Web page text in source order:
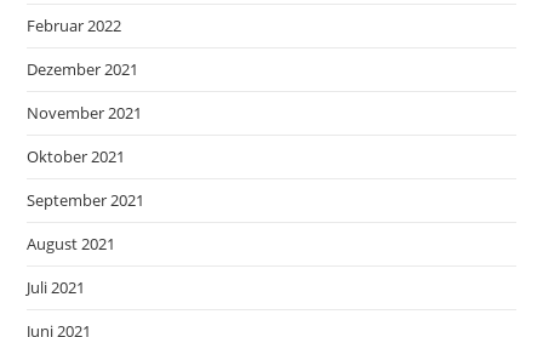
Februar 2022
Dezember 2021
November 2021
Oktober 2021
September 2021
August 2021
Juli 2021
Juni 2021